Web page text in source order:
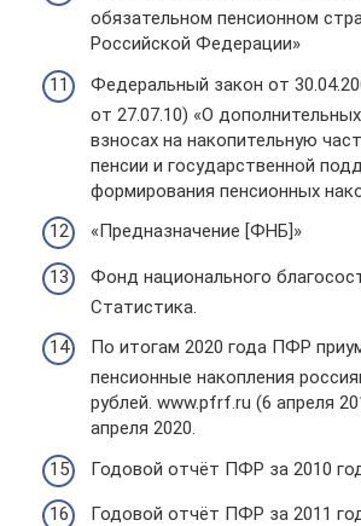
обязательном пенсионном
Российской Федерации»
Федеральный закон от
от 27.07.10) «О
взносах на накопительную
пенсии и государственной
формирования пенсионных
«Предназначение [ФНБ]»
Фонд национального
Статистика.
По итогам 2020 года ПФР
пенсионные накопления
рублей. www.pfrf.ru (6 апреля
апреля 2020.
Годовой отчёт ПФР за 2010
Годовой отчёт ПФР за 2011